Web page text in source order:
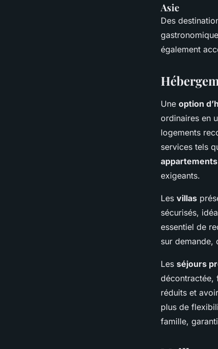
Asie
Des
également
Une option
ordinaires en
logements
services tels
appartements
exigeants.
Les villas
sécurisés,
essentiel de
sur demande,
Les séjours
décontractée,
réduits et
plus de
famille,